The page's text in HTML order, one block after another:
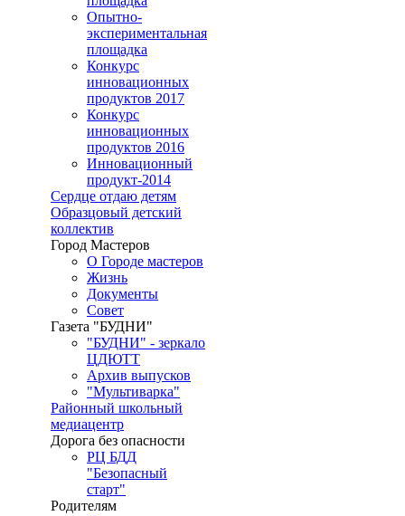
Опытно-
экспериментальная
площадка
Конкурс
инновационных
продуктов 2017
Конкурс
инновационных
продуктов 2016
Инновационный
продукт-2014
Сердце отдаю детям
Образцовый детский
коллектив
Город Мастеров
О Городе мастеров
Жизнь
Документы
Совет
Газета "БУДНИ"
"БУДНИ" - зеркало
ЦДЮТТ
Архив выпусков
"Мультиварка"
Районный школьный
медиацентр
Дорога без опасности
РЦ БДД
"Безопасный
старт"
Родителям